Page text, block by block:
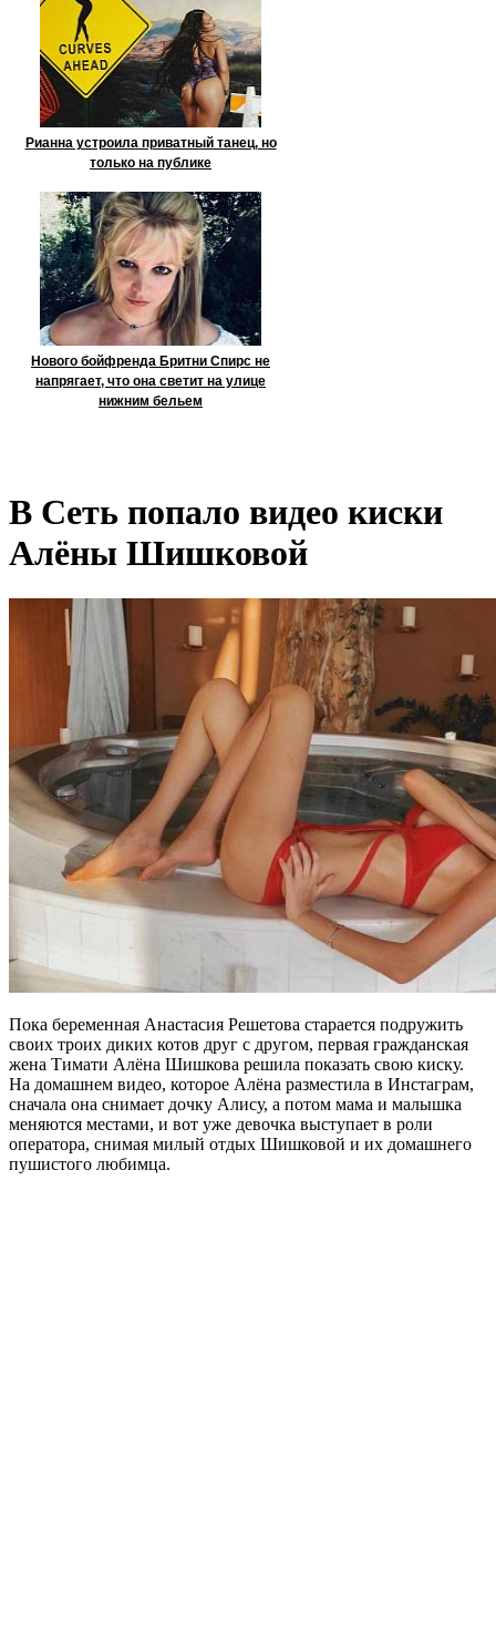
Рианна устроила приватный танец, но
только на публике
Нового бойфренда Бритни Спирс не
напрягает, что она светит на улице
нижним бельем
В Сеть попало видео киски
Алёны Шишковой
Пока беременная Анастасия Решетова старается подружить
своих троих диких котов друг с другом, первая гражданская
жена Тимати Алёна Шишкова решила показать свою киску.
На домашнем видео, которое Алёна разместила в Инстаграм,
сначала она снимает дочку Алису, а потом мама и малышка
меняются местами, и вот уже девочка выступает в роли
оператора, снимая милый отдых Шишковой и их домашнего
пушистого любимца.